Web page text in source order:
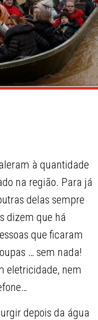
à quantidade
na região. Para já
delas sempre
dizem que há
que ficaram
… sem nada!
eletricidade, nem
depois da água